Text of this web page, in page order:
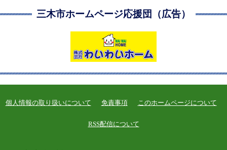
三木市ホームページ応援団（広告）
個人情報の取り扱いについて 免責事項 このホームページについて
RSS配信について